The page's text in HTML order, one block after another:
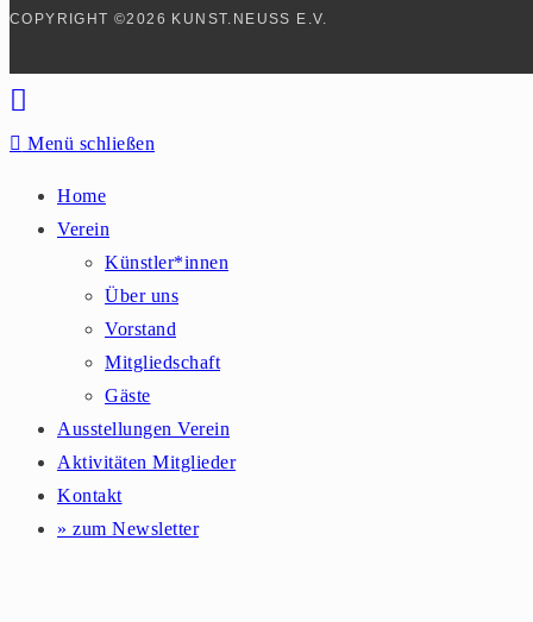
COPYRIGHT ©2026 KUNST.NEUSS E.V.
Menü schließen
Home
Verein
Künstler*innen
Über uns
Vorstand
Mitgliedschaft
Gäste
Ausstellungen Verein
Aktivitäten Mitglieder
Kontakt
» zum Newsletter